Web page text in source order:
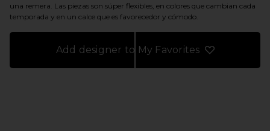
una remera. Las piezas son súper flexibles, en colores que cambian cada
temporada y en un calce que es favorecedor y cómodo.
Add designer to My Favorites